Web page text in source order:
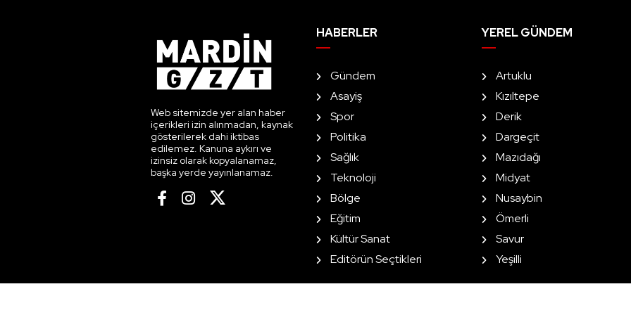
Web sitemizde yer alan haber
içerikleri izin alınmadan, kaynak
gösterilerek dahi iktibas
edilemez. Kanuna aykırı ve
izinsiz olarak kopyalanamaz,
başka yerde yayınlanamaz.
HABERLER
Gündem
Asayiş
Spor
Politika
Sağlık
Teknoloji
Bölge
Eğitim
Kültür Sanat
Editörün Seçtikleri
YEREL GÜNDEM
Artuklu
Kızıltepe
Derik
Dargeçit
Mazıdağı
Midyat
Nusaybin
Ömerli
Savur
Yeşilli